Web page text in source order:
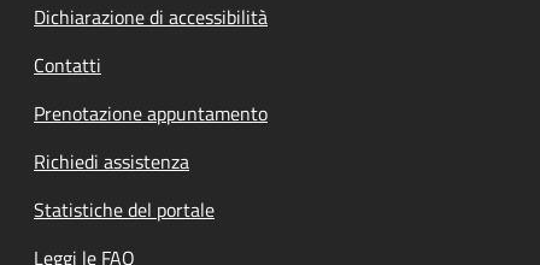
Dichiarazione di accessibilità
Contatti
Prenotazione appuntamento
Richiedi assistenza
Statistiche del portale
Leggi le FAQ